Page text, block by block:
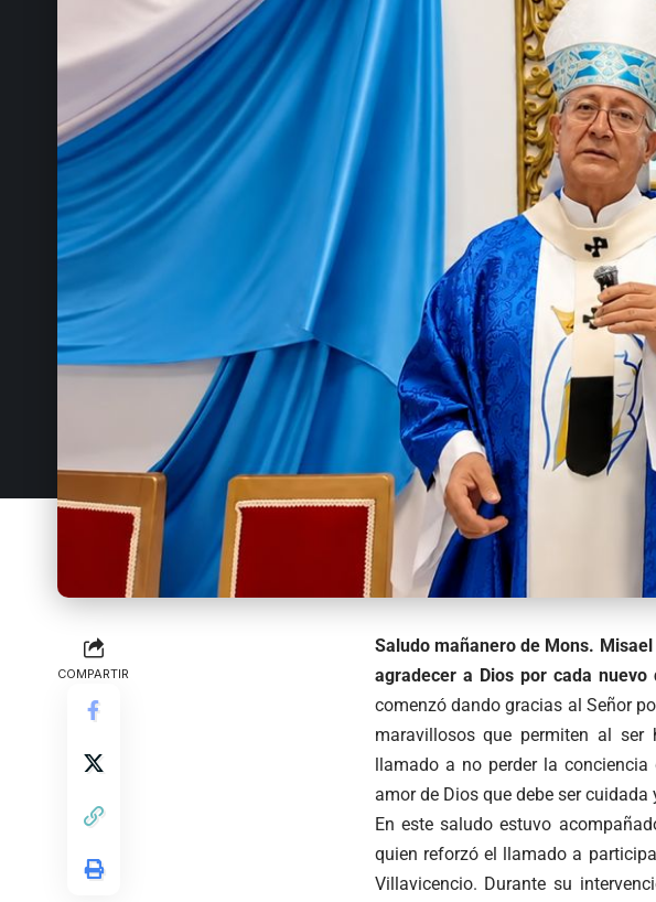
COMPARTIR
Saludo mañanero de Mons.
agradecer a Dios por cada nuevo
comenzó dando gracias al Señor
maravillosos que permiten al ser
llamado a no perder la
amor de Dios que debe ser
En este saludo estuvo
quien reforzó el llamado a
Villavicencio. Durante su